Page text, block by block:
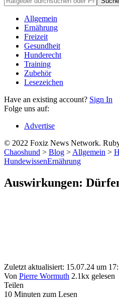
Allgemein
Ernährung
Freizeit
Gesundheit
Hunderecht
Training
Zubehör
Lesezeichen
Have an existing account? Sign In
Folge uns auf:
Advertise
© 2022 Foxiz News Network.
Chaoshund > Blog > Allgemein >
HundewissenErnährung
Auswirkungen:
Zuletzt aktualisiert: 15.07.24 um
Von Pierre Wormuth 2.1kx gelesen
Teilen
10 Minuten zum Lesen